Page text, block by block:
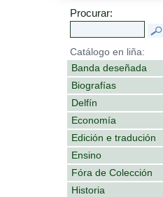
Procurar:
Catálogo en liña:
Banda deseñada
Biografías
Delfín
Economía
Edición e tradución
Ensino
Fóra de Colección
Historia